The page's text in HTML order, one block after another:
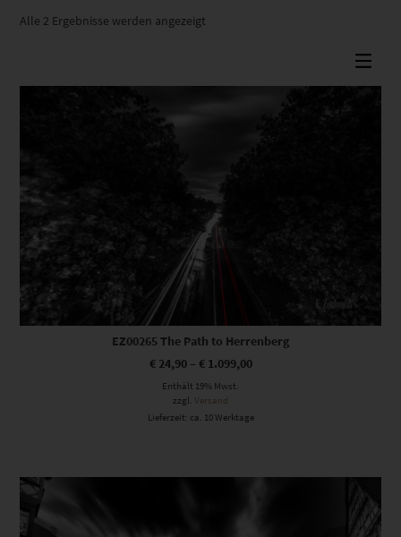
Alle 2 Ergebnisse werden angezeigt
Dieses Produkt weist mehrere Varianten auf. Die Optionen können auf der Produktseite gewählt werden
EZ00265 The Path to Herrenberg
€24,90– €1.099,00
Enthält 19% Mwst.
zzgl. Versand
Lieferzeit: ca. 10 Werktage
Dieses Produkt weist mehrere Varianten auf. Die Optionen können auf der Produktseite gewählt werden